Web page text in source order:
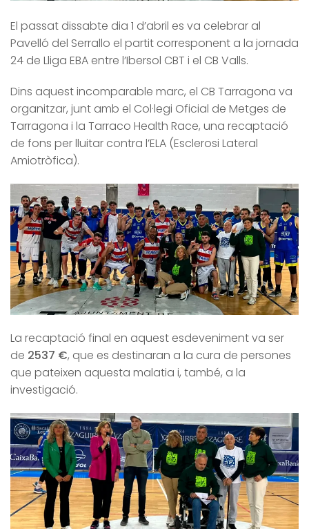
El passat dissabte dia 1 d’abril es va celebrar al
Pavelló del Serrallo el partit corresponent a la jornada
24 de Lliga EBA entre l’Ibersol CBT i el CB Valls.
Dins aquest incomparable marc, el CB Tarragona va
organitzar, junt amb el Col·legi Oficial de Metges de
Tarragona i la Tarraco Health Race, una recaptació
de fons per lluitar contra l’ELA (Esclerosi Lateral
Amiotròfica).
La recaptació final en aquest esdeveniment va ser
de 2537 €, que es destinaran a la cura de persones
que pateixen aquesta malatia i, també, a la
investigació.